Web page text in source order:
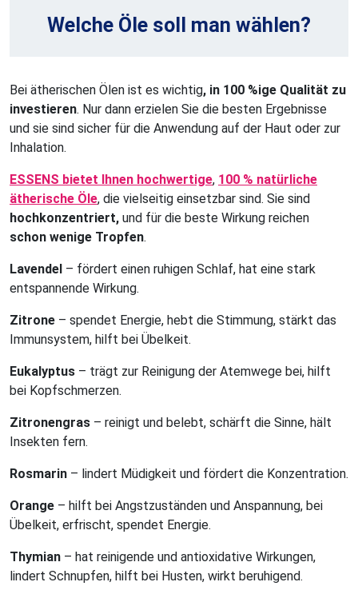
Welche Öle soll man wählen?
Bei ätherischen Ölen ist es wichtig, in 100 %ige Qualität zu
investieren. Nur dann erzielen Sie die besten Ergebnisse
und sie sind sicher für die Anwendung auf der Haut oder zur
Inhalation.
ESSENS bietet Ihnen hochwertige, 100 % natürliche
ätherische Öle, die vielseitig einsetzbar sind. Sie sind
hochkonzentriert, und für die beste Wirkung reichen
schon wenige Tropfen.
Lavendel – fördert einen ruhigen Schlaf, hat eine stark
entspannende Wirkung.
Zitrone – spendet Energie, hebt die Stimmung, stärkt das
Immunsystem, hilft bei Übelkeit.
Eukalyptus – trägt zur Reinigung der Atemwege bei, hilft
bei Kopfschmerzen.
Zitronengras – reinigt und belebt, schärft die Sinne, hält
Insekten fern.
Rosmarin – lindert Müdigkeit und fördert die Konzentration.
Orange – hilft bei Angstzuständen und Anspannung, bei
Übelkeit, erfrischt, spendet Energie.
Thymian – hat reinigende und antioxidative Wirkungen,
lindert Schnupfen, hilft bei Husten, wirkt beruhigend.